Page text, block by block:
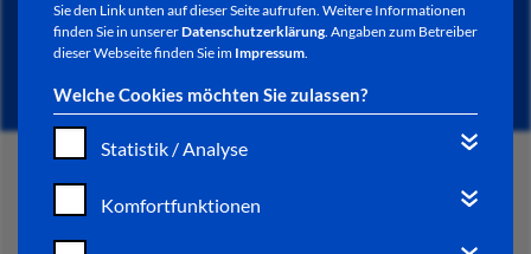
Sie den Link unten auf dieser Seite aufrufen. Weitere Informationen
finden Sie in unsererDatenschutzerklärung. Angaben zum Betreiber
dieser Webseite finden Sie im Impressum.
Welche Cookies möchten Sie zulassen?
Statistik / Analyse
Komfortfunktionen
NEWSLETTER / CITY LETTER
START